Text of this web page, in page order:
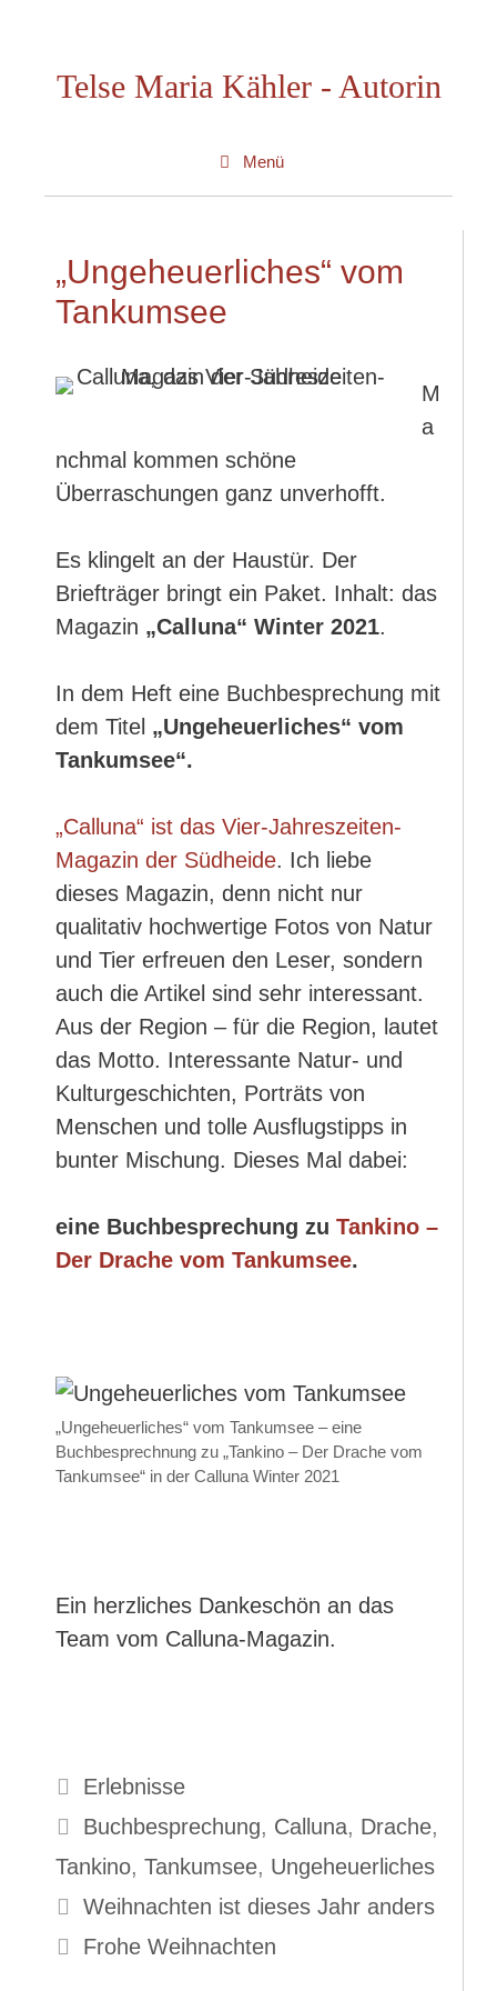
springenTelse Maria Kähler - Autorin
Menü
„Ungeheuerliches“ vom
Tankumsee
M
a
nchmal kommen schöne
Überraschungen ganz unverhofft.
Es klingelt an der Haustür. Der
Briefträger bringt ein Paket. Inhalt: das
Magazin „Calluna“ Winter 2021.
In dem Heft eine Buchbesprechung mit
dem Titel „Ungeheuerliches“ vom
Tankumsee“.
„Calluna“ ist das Vier-Jahreszeiten-
Magazin der Südheide. Ich liebe
dieses Magazin, denn nicht nur
qualitativ hochwertige Fotos von Natur
und Tier erfreuen den Leser, sondern
auch die Artikel sind sehr interessant.
Aus der Region – für die Region, lautet
das Motto. Interessante Natur- und
Kulturgeschichten, Porträts von
Menschen und tolle Ausflugstipps in
bunter Mischung. Dieses Mal dabei:
eine Buchbesprechung zu Tankino –
Der Drache vom Tankumsee.
„Ungeheuerliches“ vom Tankumsee – eine
Buchbesprechnung zu „Tankino – Der Drache vom
Tankumsee“ in der Calluna Winter 2021
Ein herzliches Dankeschön an das
Team vom Calluna-Magazin.
Kategorien
Erlebnisse
Schlagwörter
Buchbesprechung, Calluna, Drache,
Tankino, Tankumsee, Ungeheuerliches
Weihnachten ist dieses Jahr anders
Frohe Weihnachten